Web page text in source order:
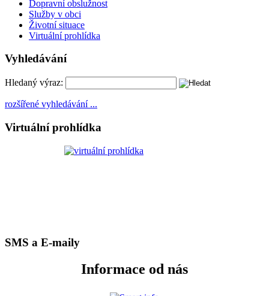
Dopravní obslužnost
Služby v obci
Životní situace
Virtuální prohlídka
Vyhledávání
Hledaný výraz:
rozšířené vyhledávání ...
Virtuální prohlídka
SMS a E-maily
Informace od nás